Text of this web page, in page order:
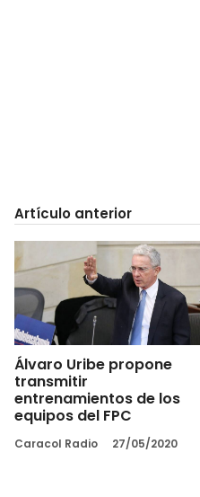
Artículo anterior
Álvaro Uribe propone
transmitir
entrenamientos de los
equipos del FPC
Caracol Radio 27/05/2020